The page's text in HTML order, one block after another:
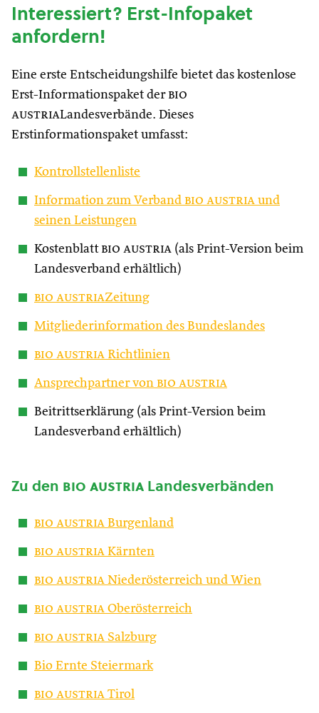
Interessiert? Erst-Infopaket
anfordern!
Eine erste Entscheidungshilfe bietet das kostenlose
Erst-Informationspaket der bio
austriaLandesverbände. Dieses
Erstinformationspaket umfasst:
Kontrollstellenliste
Information zum Verband bio austria und
seinen Leistungen
Kostenblatt bio austria (als Print-Version beim
Landesverband erhältlich)
bio austriaZeitung
Mitgliederinformation des Bundeslandes
bio austria Richtlinien
Ansprechpartner von bio austria
Beitrittserklärung (als Print-Version beim
Landesverband erhältlich)
Zu den bio austria Landesverbänden
bio austria Burgenland
bio austria Kärnten
bio austria Niederösterreich und Wien
bio austria Oberösterreich
bio austria Salzburg
Bio Ernte Steiermark
bio austria Tirol